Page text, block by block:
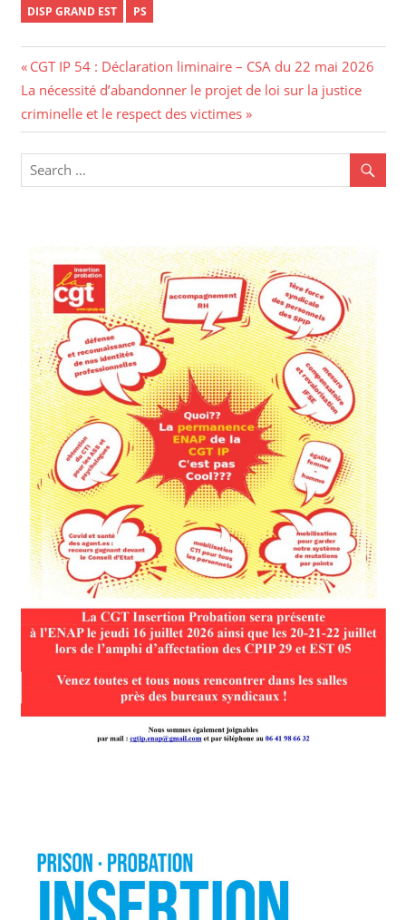
DISP GRAND EST PS
CGT IP 54 : Déclaration liminaire – CSA du 22 mai 2026
La nécessité d’abandonner le projet de loi sur la justice
criminelle et le respect des victimes